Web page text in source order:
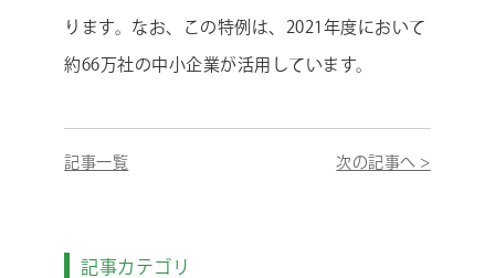
ります。なお、この特例は、2021年度において
約66万社の中小企業が活用しています。
記事一覧 次の記事へ >
記事カテゴリ